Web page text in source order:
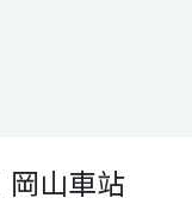
岡山車站